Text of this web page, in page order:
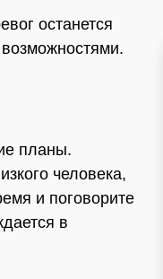
останется
планы.
человека,
и поговорите
в